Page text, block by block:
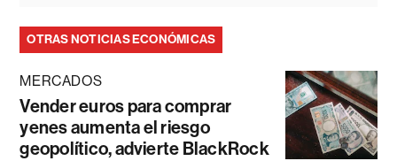
OTRAS NOTICIAS ECONÓMICAS
MERCADOS
Vender euros para comprar
yenes aumenta el riesgo
geopolítico, advierte BlackRock